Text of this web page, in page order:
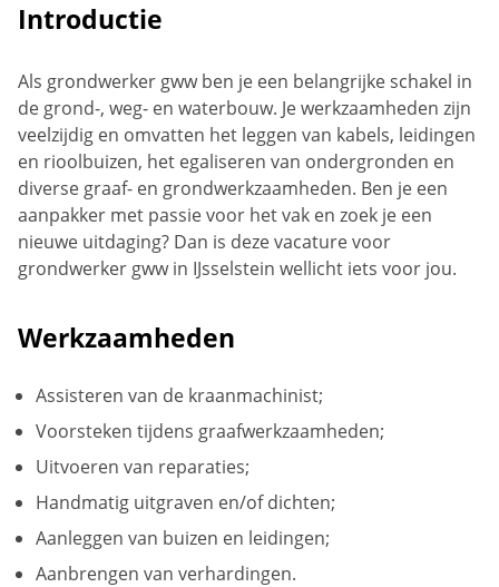
Introductie
Als grondwerker gww ben je een belangrijke schakel in
de grond-, weg- en waterbouw. Je werkzaamheden zijn
veelzijdig en omvatten het leggen van kabels, leidingen
en rioolbuizen, het egaliseren van ondergronden en
diverse graaf- en grondwerkzaamheden. Ben je een
aanpakker met passie voor het vak en zoek je een
nieuwe uitdaging? Dan is deze vacature voor
grondwerker gww in IJsselstein wellicht iets voor jou.
Werkzaamheden
Assisteren van de kraanmachinist;
Voorsteken tijdens graafwerkzaamheden;
Uitvoeren van reparaties;
Handmatig uitgraven en/of dichten;
Aanleggen van buizen en leidingen;
Aanbrengen van verhardingen.